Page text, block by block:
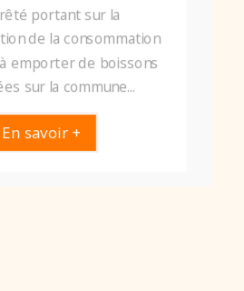
portant sur la
de la consommation
emporter de boissons
sur la commune...
En savoir +